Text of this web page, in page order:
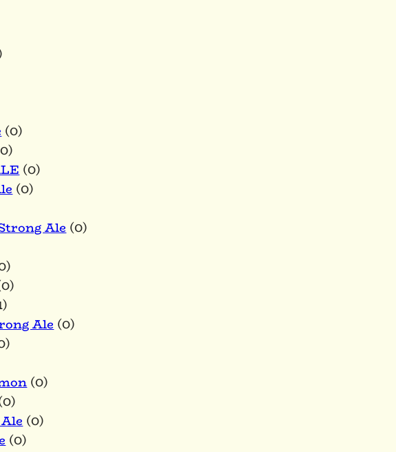
(0)
(0)
(0)
Ale(0)
Ale(0)
(0)
(0)
(0)